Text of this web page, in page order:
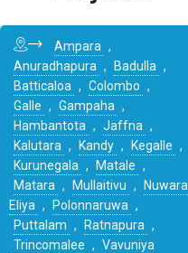
Ampara ,
Anuradhapura , Badulla ,
Batticaloa , Colombo ,
Galle , Gampaha ,
Hambantota , Jaffna ,
Kalutara , Kandy , Kegalle ,
Kurunegala , Matale ,
Matara , Mullaitivu ,
Nuwara
Eliya , Polonnaruwa ,
Puttalam , Ratnapura ,
Trincomalee , Vavuniya